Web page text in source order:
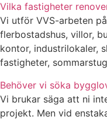
Vilka fastigheter
Vi utför VVS-arbeten
flerbostadshus, villor,
kontor, industrilokaler,
fastigheter,
Behöver vi söka
Vi brukar säga att ni
projekt. Men vid